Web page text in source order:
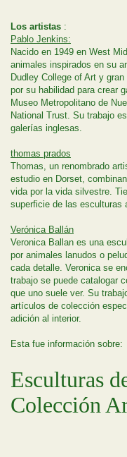
Los artistas :
Pablo Jenkins:
Nacido en 1949 en West
animales inspirados en su
Dudley College of Art y
por su habilidad para crear
Museo Metropolitano de
National Trust. Su trabajo
galerías inglesas.
thomas prados
Thomas, un renombrado
estudio en Dorset,
vida por la vida silvestre.
superficie de las esculturas
Verónica Ballán
Veronica Ballan es una
por animales lanudos o
cada detalle. Veronica se
trabajo se puede catalogar
que uno suele ver. Su
artículos de colección
adición al interior.
Esta fue información sobre:
Esculturas
Colección